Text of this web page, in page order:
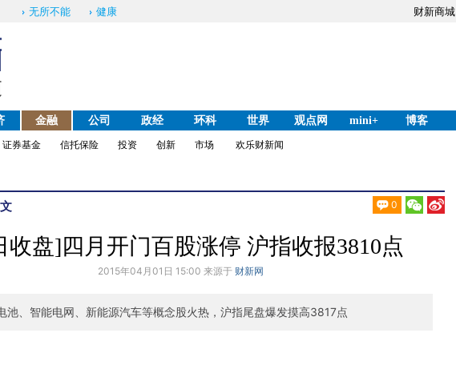
财新商城
无所不能 健康
金融 公司 政经 环科 世界 观点网 mini+ 博客
证券基金 信托保险 投资 创新 市场 欢乐财新闻
0
收盘]四月开门百股涨停 沪指收报3810点
2015年04月01日 15:00 来源于 财新网
池、智能电网、新能源汽车等概念股火热，沪指尾盘爆发摸高3817点